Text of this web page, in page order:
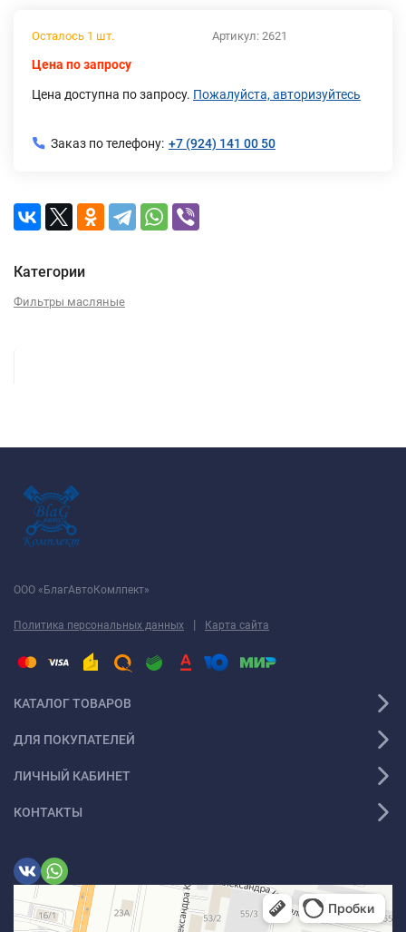
Артикул: 2621
Осталось 1 шт.
Цена по запросу
Цена доступна по запросу. Пожалуйста, авторизуйтесь
Заказ по телефону: +7 (924) 141 00 50
Категории
Фильтры масляные
ООО «БлагАвтоКомлпект»
Политика персональных данных | Карта сайта
КАТАЛОГ ТОВАРОВ
ДЛЯ ПОКУПАТЕЛЕЙ
ЛИЧНЫЙ КАБИНЕТ
КОНТАКТЫ